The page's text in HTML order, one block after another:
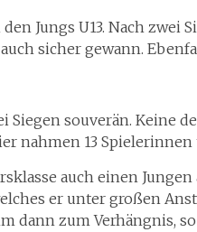
Jungs U13. Nach zwei
sicher gewann.
Siegen souverän. Keine
nahmen 13 Spielerinnen
auch einen Jungen
er unter großen
dann zum Verhängnis,